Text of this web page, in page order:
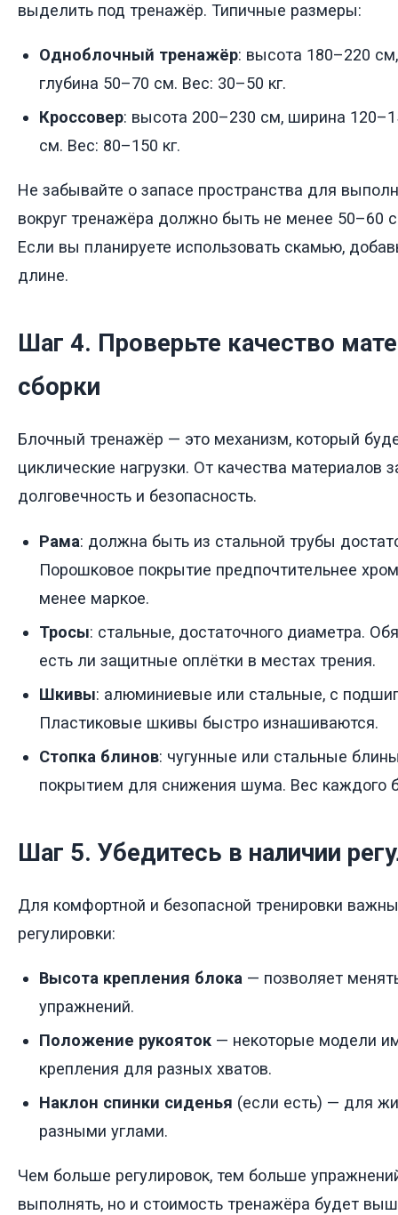
выделить под тренажёр. Типичные размеры:
Одноблочный тренажёр: высота 180–220
глубина 50–70 см. Вес: 30–50 кг.
Кроссовер: высота 200–230 см, ширина
см. Вес: 80–150 кг.
Не забывайте о запасе пространства для
вокруг тренажёра должно быть не менее 50–60
Если вы планируете использовать скамью,
длине.
Шаг 4. Проверьте качество
сборки
Блочный тренажёр — это механизм, который
циклические нагрузки. От качества материалов
долговечность и безопасность.
Рама: должна быть из стальной трубы
Порошковое покрытие предпочтительнее
менее маркое.
Тросы: стальные, достаточного диаметра.
есть ли защитные оплётки в местах трения.
Шкивы: алюминиевые или стальные, с
Пластиковые шкивы быстро изнашиваются.
Стопка блинов: чугунные или стальные
покрытием для снижения шума. Вес каждого
Шаг 5. Убедитесь в наличии
Для комфортной и безопасной тренировки
регулировки:
Высота крепления блока — позволяет
упражнений.
Положение рукояток — некоторые модели
крепления для разных хватов.
Наклон спинки сиденья (если есть) — для
разными углами.
Чем больше регулировок, тем больше
выполнять, но и стоимость тренажёра будет